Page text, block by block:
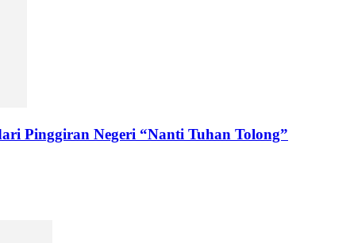
Pinggiran Negeri “Nanti Tuhan Tolong”